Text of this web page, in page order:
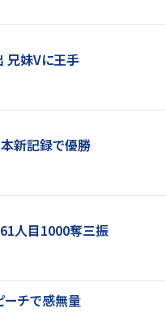
兄妹Vに王手
新記録で優勝
人目1000奪三振
ーチで感無量